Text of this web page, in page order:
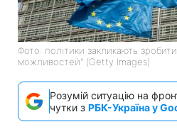
Фото: політики закликають
можливостей" (Getty Images)
Розумій ситуацію на
чутки з РБК-Україна у